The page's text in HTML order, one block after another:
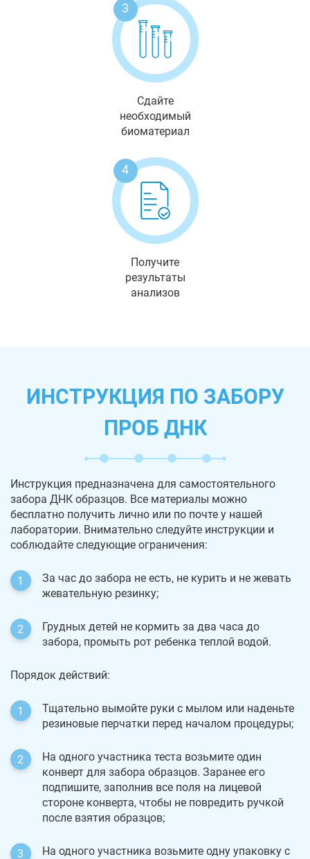
3
Сдайте
необходимый
биоматериал
4
Получите
результаты
анализов
ИНСТРУКЦИЯ ПО ЗАБОРУ
ПРОБ ДНК
Инструкция предназначена для самостоятельного
забора ДНК образцов. Все материалы можно
бесплатно получить лично или по почте у нашей
лаборатории. Внимательно следуйте инструкции и
соблюдайте следующие ограничения:
За час до забора не есть, не курить и не жевать
жевательную резинку;
Грудных детей не кормить за два часа до
забора, промыть рот ребенка теплой водой.
Порядок действий:
Тщательно вымойте руки с мылом или наденьте
резиновые перчатки перед началом процедуры;
На одного участника теста возьмите один
конверт для забора образцов. Заранее его
подпишите, заполнив все поля на лицевой
стороне конверта, чтобы не повредить ручкой
после взятия образцов;
На одного участника возьмите одну упаковку с